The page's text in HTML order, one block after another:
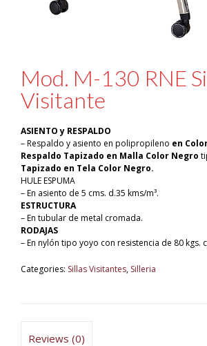
Mod. M-130 RNE
Visitante
ASIENTO y RESPALDO
– Respaldo y asiento en polipropileno en
Respaldo Tapizado en Malla Color Negro
Tapizado en Tela Color Negro.
HULE ESPUMA
– En asiento de 5 cms. d.35 kms/m³.
ESTRUCTURA
– En tubular de metal cromada.
RODAJAS
– En nylón tipo yoyo con resistencia de 80 kgs.
Categories: Sillas Visitantes, Silleria
Reviews (0)